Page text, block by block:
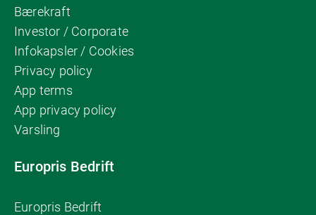
Bærekraft
Investor / Corporate
Infokapsler / Cookies
Privacy policy
App terms
App privacy policy
Varsling
Europris Bedrift
Europris Bedrift